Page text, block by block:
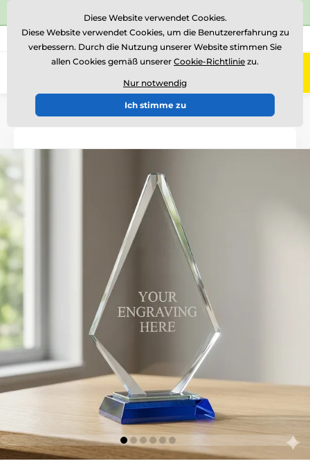
⭐Siehe 504 verifizierte Bewertungen auf
Rufen Sie uns an (Mo-Fr 15-18) +43 676 361 37 22
0
Einführung Glastrophäen Glastrophäen EKONOMY
Diese Website verwendet Cookies.
Diese Website verwendet Cookies, um die Benutzererfahrung zu
verbessern. Durch die Nutzung unserer Website stimmen Sie
allen Cookies gemäß unserer Cookie-Richtlinie zu.
Nur notwendig
Ich stimme zu